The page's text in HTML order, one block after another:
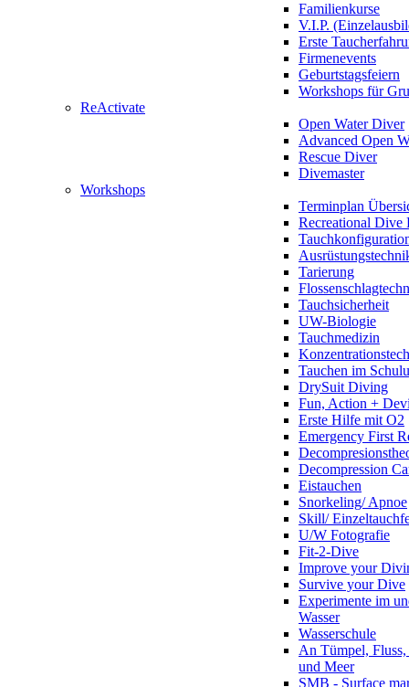
Familienkurse
V.I.P.
Erste
Firmenevents
Geburtstagsfeiern
Workshops für
ReActivate
Open Water Diver
Advanced Open
Rescue Diver
Divemaster
Workshops
Terminplan
Recreational Dive
Tarierung
Tauchsicherheit
UW-Biologie
Tauchmedizin
Tauchen im
DrySuit Diving
Fun, Action +
Erste Hilfe mit O2
Emergency First
Decompression
Eistauchen
Snorkeling/ Apnoe
Skill/
U/W Fotografie
Fit-2-Dive
Improve your
Survive your Dive
Experimente im
Wasser
Wasserschule
An Tümpel,
und Meer
SMB - Surface